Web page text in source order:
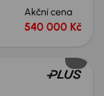
Akční cena
540 000 Kč